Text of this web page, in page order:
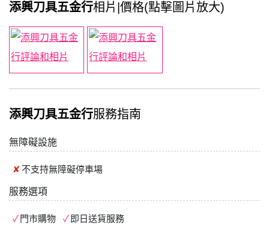
添興刀具五金行相片|價格(點擊圖片放大)
添興刀具五金行服務指南
無障礙設施
不支持無障礙停車場
服務選項
門市購物 即日送貨服務